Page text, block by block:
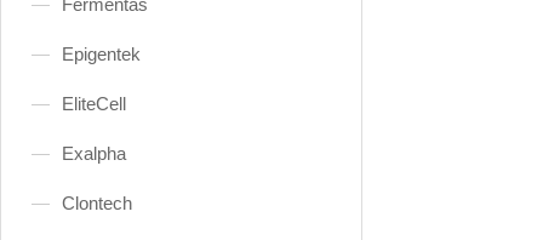
Fermentas
Epigentek
EliteCell
Exalpha
Clontech